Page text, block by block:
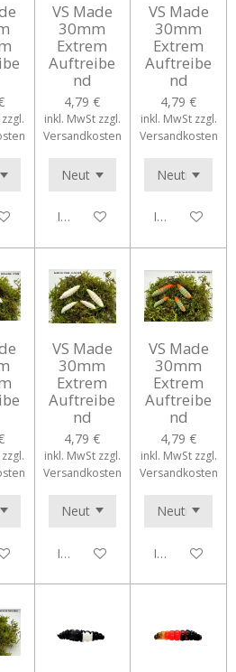
VS Made
30mm
Extrem
Auftreibe
nd
4,79 €
inkl. MwSt zzgl.
Versandkosten
In den Warenkorb
VS Made
30mm
Extrem
Auftreibe
nd
4,79 €
inkl. MwSt zzgl.
Versandkosten
In den
VS Made
30mm
Extrem
Auftreibe
nd
4,79 €
inkl. MwSt zzgl.
Versandkosten
In den Warenkorb
VS Made
30mm
Extrem
Auftreibe
nd
4,79 €
inkl. MwSt zzgl.
Versandkosten
In den